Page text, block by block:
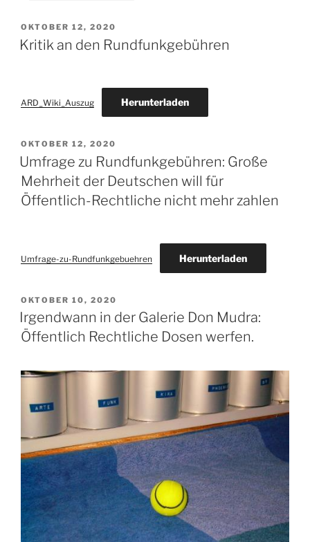
VERÖFFENTLICHT
AM
OKTOBER 12, 2020
Kritik an den Rundfunkgebühren
ARD_Wiki_Auszug Herunterladen
VERÖFFENTLICHT
AM
OKTOBER 12, 2020
Umfrage zu Rundfunkgebühren: Große
Mehrheit der Deutschen will für
Öffentlich-Rechtliche nicht mehr zahlen
Umfrage-zu-Rundfunkgebuehren Herunterladen
VERÖFFENTLICHT
AM
OKTOBER 10, 2020
Irgendwann in der Galerie Don Mudra:
Öffentlich Rechtliche Dosen werfen.